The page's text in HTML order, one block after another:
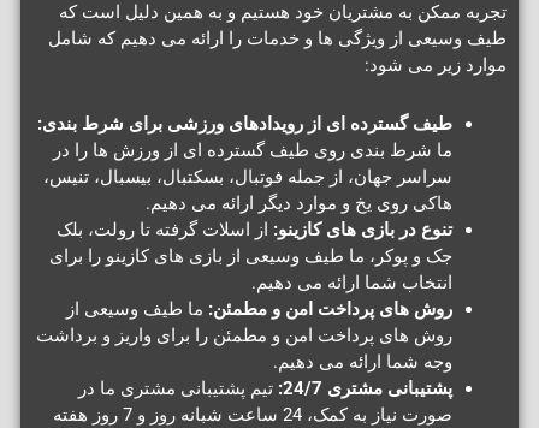
تجربه ممکن به مشتریان خود هستیم و به همین دلیل است که
طیف وسیعی از ویژگی ها و خدمات را ارائه می دهیم که شامل
موارد زیر می شود:
طیف گسترده ای از رویدادهای ورزشی برای شرط بندی:
ما شرط بندی روی طیف گسترده ای از ورزش ها را در
سراسر جهان، از جمله فوتبال، بسکتبال، بیسبال، تنیس،
هاکی روی یخ و موارد دیگر ارائه می دهیم.
تنوع در بازی های کازینو: از اسلات گرفته تا رولت، بلک
جک و پوکر، ما طیف وسیعی از بازی های کازینو را برای
انتخاب شما ارائه می دهیم.
روش های پرداخت امن و مطمئن: ما طیف وسیعی از
روش های پرداخت امن و مطمئن را برای واریز و برداشت
وجه شما ارائه می دهیم.
پشتیبانی مشتری 24/7:
تیم پشتیبانی مشتری ما در
صورت نیاز به کمک، 24 ساعت شبانه روز و 7 روز هفته